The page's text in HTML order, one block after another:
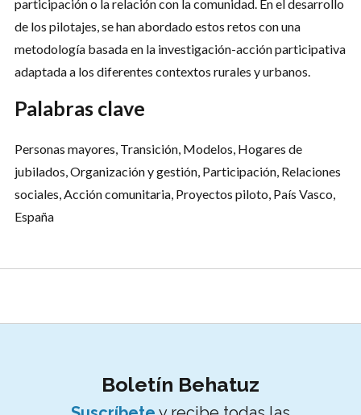
participación o la relación con la comunidad. En el desarrollo
de los pilotajes, se han abordado estos retos con una
metodología basada en la investigación-acción participativa
adaptada a los diferentes contextos rurales y urbanos.
Palabras clave
Personas mayores, Transición, Modelos, Hogares de
jubilados, Organización y gestión, Participación, Relaciones
sociales, Acción comunitaria, Proyectos piloto, País Vasco,
España
Boletín Behatuz
Suscríbete al boletín